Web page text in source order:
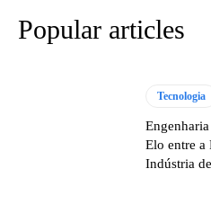
Popular articles
Tecnologia
Elo entre a
Indústria